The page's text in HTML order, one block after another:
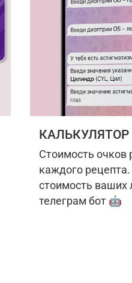
Стоимость очков
каждого рецепта.
стоимость
телеграм бот 🤖